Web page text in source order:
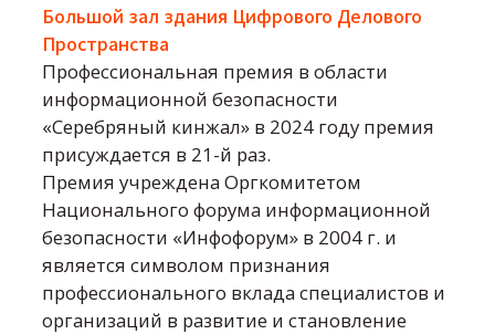
Большой зал здания Цифрового Делового
Пространства
Профессиональная премия в области
информационной безопасности
«Серебряный кинжал» в 2024 году премия
присуждается в 21-й раз.
Премия учреждена Оргкомитетом
Национального форума информационной
безопасности «Инфофорум» в 2004 г. и
является символом признания
профессионального вклада специалистов и
организаций в развитие и становление